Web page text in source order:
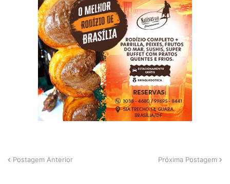
Postagem Anterior Próxima Postagem